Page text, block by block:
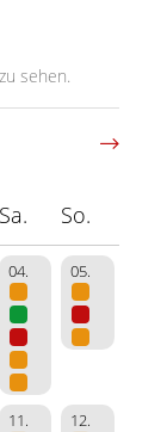
sehen.
Sa. So.
04. 05.
11. 12.